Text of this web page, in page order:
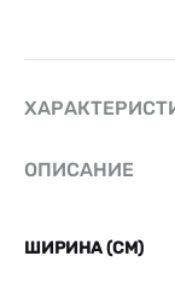
ОПИСАНИЕ
ШИРИНА (СМ)